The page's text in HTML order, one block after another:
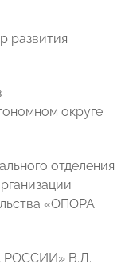
развития
округе
отделения
«ОПОРА
РОССИИ» В.Л.